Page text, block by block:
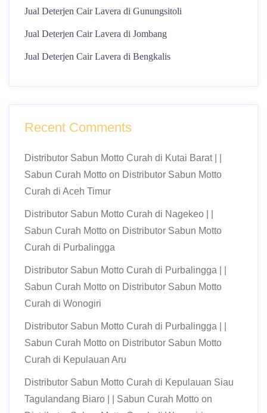
Jual Deterjen Cair Lavera di Gunungsitoli
Jual Deterjen Cair Lavera di Jombang
Jual Deterjen Cair Lavera di Bengkalis
Recent Comments
Distributor Sabun Motto Curah di Kutai Barat | |
Sabun Curah Motto on Distributor Sabun Motto
Curah di Aceh Timur
Distributor Sabun Motto Curah di Nagekeo | |
Sabun Curah Motto on Distributor Sabun Motto
Curah di Purbalingga
Distributor Sabun Motto Curah di Purbalingga | |
Sabun Curah Motto on Distributor Sabun Motto
Curah di Wonogiri
Distributor Sabun Motto Curah di Purbalingga | |
Sabun Curah Motto on Distributor Sabun Motto
Curah di Kepulauan Aru
Distributor Sabun Motto Curah di Kepulauan Siau
Tagulandang Biaro | | Sabun Curah Motto on